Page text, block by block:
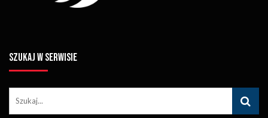
SZUKAJ W SERWISIE